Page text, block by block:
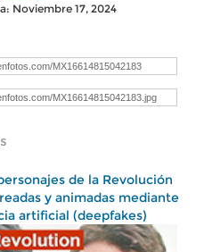
Noviembre 17, 2024
de la Revolución
y animadas mediante
artificial (deepfakes)